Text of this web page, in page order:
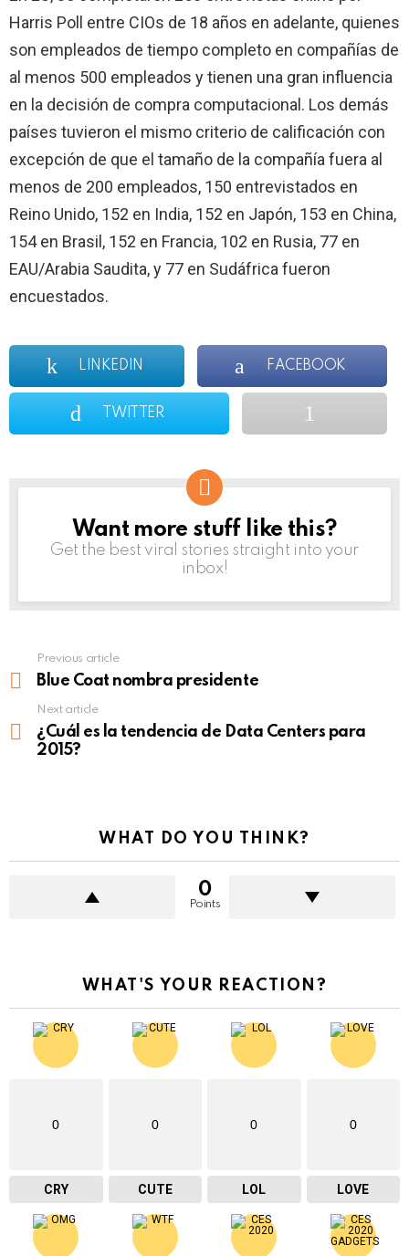
Harris Poll entre CIOs de 18 años en adelante, quienes
son empleados de tiempo completo en compañías de
al menos 500 empleados y tienen una gran influencia
en la decisión de compra computacional. Los demás
países tuvieron el mismo criterio de calificación con
excepción de que el tamaño de la compañía fuera al
menos de 200 empleados, 150 entrevistados en
Reino Unido, 152 en India, 152 en Japón, 153 en China,
154 en Brasil, 152 en Francia, 102 en Rusia, 77 en
EAU/Arabia Saudita, y 77 en Sudáfrica fueron
encuestados.
LINKEDIN FACEBOOK
TWITTER
NEWSLETTER
Want more stuff like this?
Get the best viral stories straight into your
inbox!
more
Previous article
Blue Coat nombra presidente
Next article
¿Cuál es la tendencia de Data Centers para
2015?
WHAT DO YOU THINK?
0
Points
WHAT'S YOUR REACTION?
0
CRY
0
CUTE
0
LOL
0
LOVE